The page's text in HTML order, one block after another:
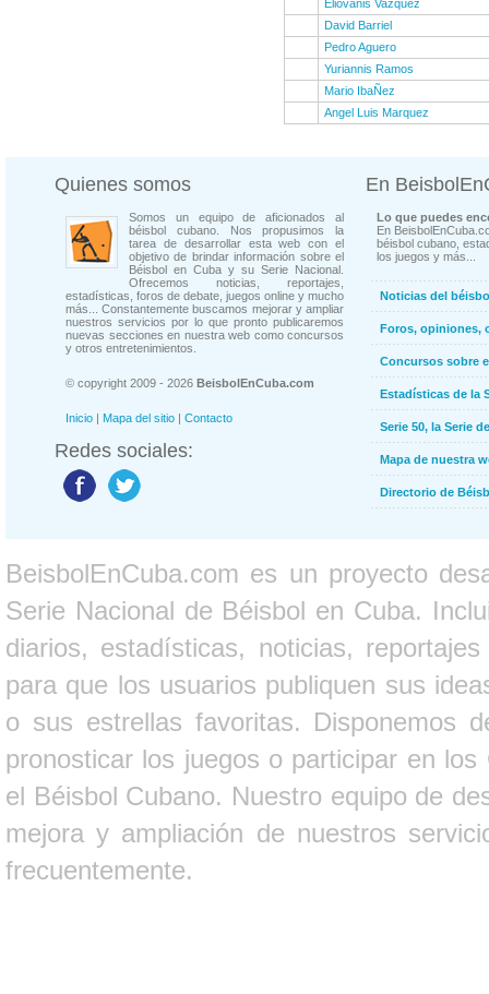
Eliovanis Vazquez
David Barriel
Pedro Aguero
Yuriannis Ramos
Mario IbaÑez
Angel Luis Marquez
Quienes somos
Somos un equipo de aficionados al
béisbol cubano. Nos propusimos la
tarea de desarrollar esta web con el
objetivo de brindar información sobre el
Béisbol en Cuba y su Serie Nacional.
Ofrecemos noticias, reportajes,
estadísticas, foros de debate, juegos online y mucho
más... Constantemente buscamos mejorar y ampliar
nuestros servicios por lo que pronto publicaremos
nuevas secciones en nuestra web como concursos
y otros entretenimientos.
© copyright 2009 - 2026 BeisbolEnCuba.com
Inicio | Mapa del sitio | Contacto
Redes sociales:
En
Lo que puedes
En
béisbol cubano,
los juegos y más...
Noticias del
Foros, opiniones,
Concursos sobre
Estadísticas de la
Serie 50, la Serie
Mapa de nuestra
Directorio de
BeisbolEnCuba.com es un proyecto
Serie Nacional de Béisbol en Cuba.
diarios, estadísticas, noticias,
para que los usuarios publiquen sus
o sus estrellas favoritas. Disponemos
pronosticar los juegos o participar en
el Béisbol Cubano. Nuestro equipo de
mejora y ampliación de nuestros
frecuentemente.